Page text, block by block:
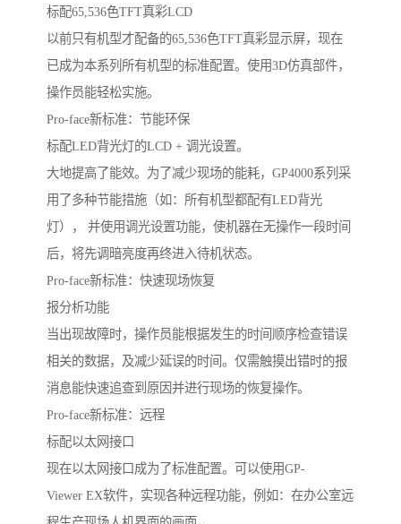
标配65,536色TFT真彩LCD
以前只有机型才配备的65,536色TFT真彩显示屏，现在
已成为本系列所有机型的标准配置。使用3D仿真部件，
操作员能轻松实施。
Pro-face新标准：节能环保
标配LED背光灯的LCD + 调光设置。
大地提高了能效。为了减少现场的能耗，GP4000系列采
用了多种节能措施（如：所有机型都配有LED背光
灯）， 并使用调光设置功能，使机器在无操作一段时间
后，将先调暗亮度再终进入待机状态。
Pro-face新标准：快速现场恢复
报分析功能
当出现故障时，操作员能根据发生的时间顺序检查错误
相关的数据，及减少延误的时间。仅需触摸出错时的报
消息能快速追查到原因并进行现场的恢复操作。
Pro-face新标准：远程
标配以太网接口
现在以太网接口成为了标准配置。可以使用GP-
Viewer EX软件，实现各种远程功能，例如：在办公室远